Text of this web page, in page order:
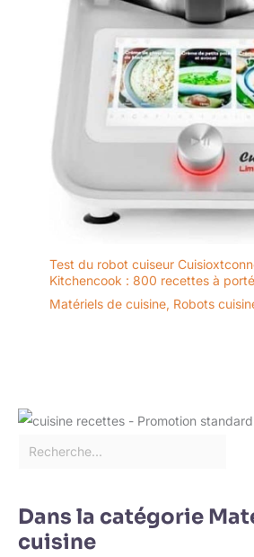
Test du robot cuiseur
Kitchencook : 800 recettes à
Matériels de cuisine, Robots
Dans la catégorie
cuisine